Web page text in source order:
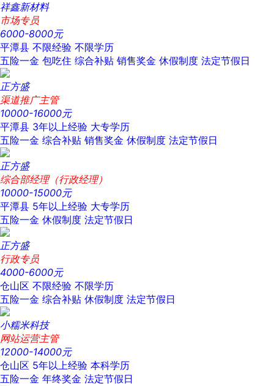
祥鑫新材料
市场专员
6000-8000元
平潭县 不限经验 不限学历
五险一金 包吃住 综合补贴 销售奖金 休假制度 法定节假日
正方盛
渠道推广主管
10000-16000元
平潭县 3年以上经验 大专学历
五险一金 综合补贴 销售奖金 休假制度 法定节假日
正方盛
综合部经理（行政经理）
10000-15000元
平潭县 5年以上经验 大专学历
五险一金 休假制度 法定节假日
正方盛
行政专员
4000-6000元
仓山区 不限经验 不限学历
五险一金 综合补贴 休假制度 法定节假日
小糯米科技
网站运营主管
12000-14000元
仓山区 5年以上经验 本科学历
五险一金 年终奖金 法定节假日